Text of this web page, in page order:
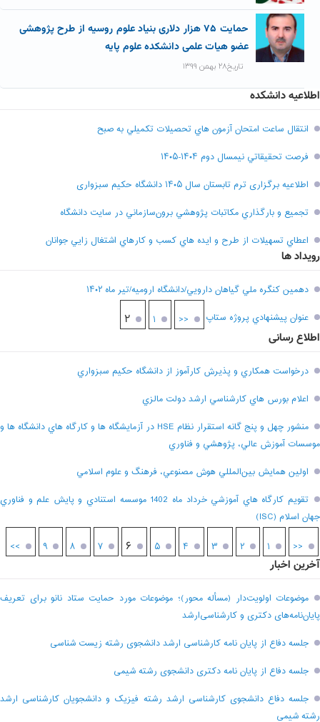
حمایت ۷۵ هزار دلاری بنیاد علوم روسیه از طرح پژوهشی
عضو هیات علمی دانشکده علوم پایه
تاریخ۲۸ بهمن ۱۳۹۹
اطلاعیه دانشکده
انتقال ساعت امتحان آزمون هاي تحصيلات تکميلي به صبح
فرصت تحقيقاتي نیمسال دوم ۱۴۰۴-۱۴۰۵
اطلاعیه برگزاری ترم تابستان سال ۱۴۰۵ دانشگاه حکیم سبزواری
تجميع و بارگذاري مکاتبات پژوهشي برون‌سازماني در سايت دانشگاه
اعطاي تسهيلات از طرح و ايده هاي کسب و کارهاي اشتغال زايي جوانان
رویداد ها
دهمين کنگره ملي گياهان دارويي/دانشگاه اروميه/تير ماه ۱۴۰۲
عنوان پيشنهادي پروژه ستاپ
<< ۱ ۲
اطلاع رسانی
درخواست همکاري و پذيرش کارآموز از دانشگاه حکيم سبزواري
اعلام بورس هاي کارشناسي ارشد دولت مالزي
منشور چهل و پنج گانه استقرار نظام HSE در آزمايشگاه ها و کارگاه هاي دانشگاه ها و
موسسات آموزش عالي، پژوهشي و فناوري
اولين همايش بين‌المللي هوش مصنوعي، فرهنگ و علوم اسلامي
تقويم کارگاه هاي آموزشي خرداد ماه 1402 موسسه استنادي و پايش علم و فناوري
جهان اسلام (ISC)
<< ۱ ۲ ۳ ۴ ۵ ۶ ۷ ۸ ۹ >>
آخرین اخبار
موضوعات اولویت‌دار (مسأله محور)؛ موضوعات مورد حمایت ستاد نانو برای تعریف
پایان‌نامه‌های دکتری و کارشناسی‌ارشد
جلسه دفاع از پایان نامه کارشناسی ارشد دانشجوی رشته زیست شناسی
جلسه دفاع از پایان نامه دکتری دانشجوی رشته شیمی
جلسه دفاع دانشجوی کارشناسی ارشد رشته فیزیک و دانشجویان کارشناسی ارشد
رشته شیمی